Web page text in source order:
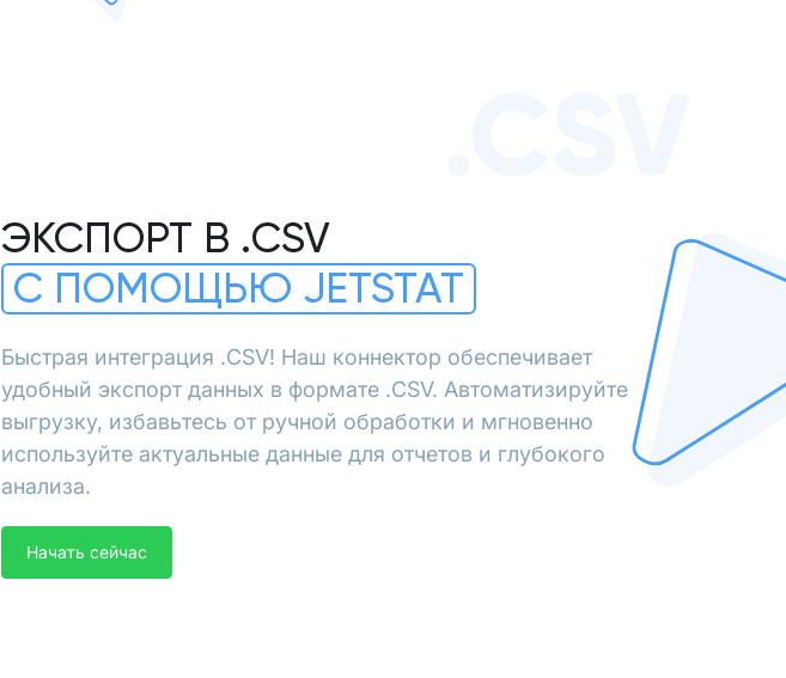
ЭКСПОРТ В .CSV
С ПОМОЩЬЮ JETSTAT
Быстрая интеграция .CSV! Наш коннектор обеспечивает
удобный экспорт данных в формате .CSV. Автоматизируйте
выгрузку, избавьтесь от ручной обработки и мгновенно
используйте актуальные данные для отчетов и глубокого
анализа.
Начать сейчас